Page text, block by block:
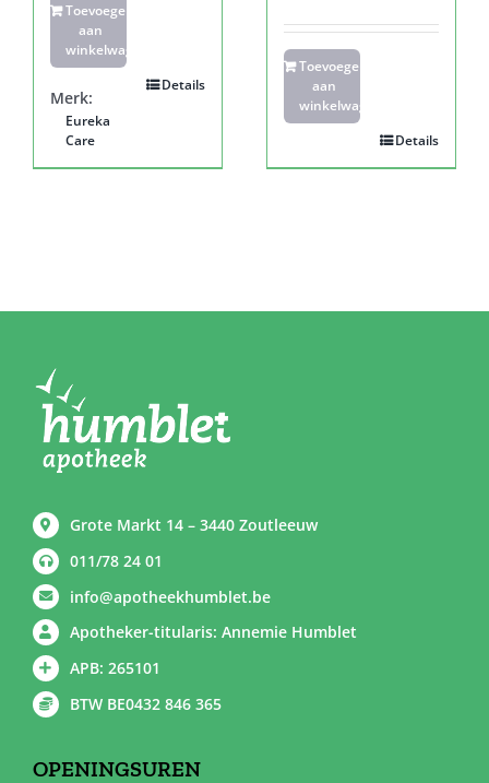
Toevoegen
aan
winkelwagen
Details
Merk:
Eureka
Care
Toevoegen
aan
winkelwagen
Details
Grote Markt 14 – 3440 Zoutleeuw
011/78 24 01
info@apotheekhumblet.be
Apotheker-titularis: Annemie Humblet
APB: 265101
BTW BE0432 846 365
OPENINGSUREN